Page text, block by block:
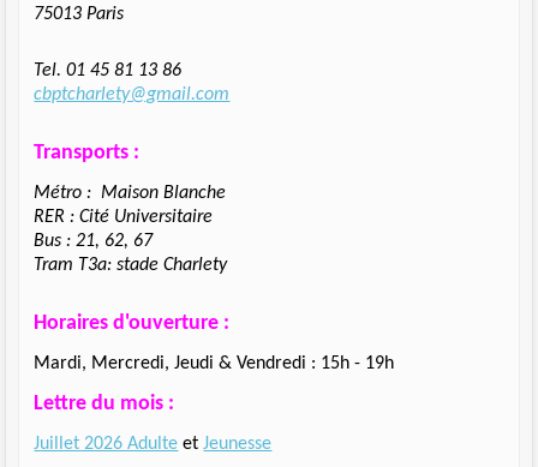
75013 Paris
Tel. 01 45 81 13 86
cbptcharlety@gmail.com
Transports :
Métro : Maison Blanche
RER : Cité Universitaire
Bus : 21, 62, 67
Tram T3a: stade Charlety
Horaires d'ouverture :
Mardi, Mercredi, Jeudi & Vendredi : 15h - 19h
Lettre du mois :
Juillet 2026 Adulte etJeunesse